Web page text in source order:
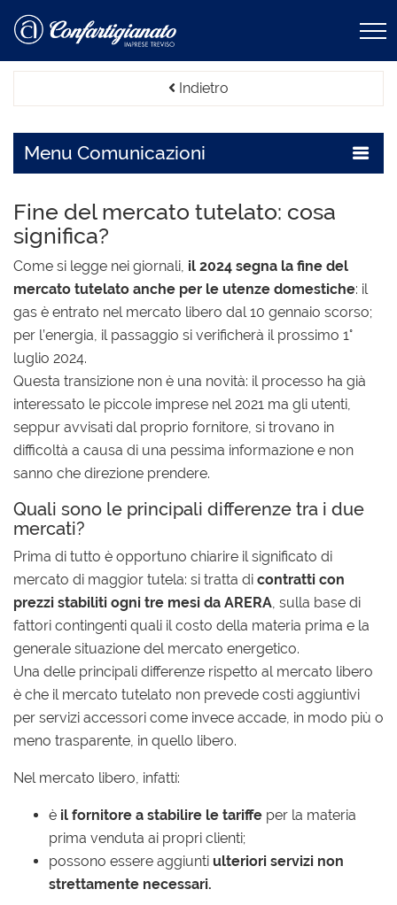
Indietro
Menu Comunicazioni
Fine del mercato tutelato: cosa
significa?
Come si legge nei giornali, il 2024 segna la fine del
mercato tutelato anche per le utenze domestiche: il
gas è entrato nel mercato libero dal 10 gennaio scorso;
per l’energia, il passaggio si verificherà il prossimo 1°
luglio 2024.
Questa transizione non è una novità: il processo ha già
interessato le piccole imprese nel 2021 ma gli utenti,
seppur avvisati dal proprio fornitore, si trovano in
difficoltà a causa di una pessima informazione e non
sanno che direzione prendere.
Quali sono le principali differenze tra i due
mercati?
Prima di tutto è opportuno chiarire il significato di
mercato di maggior tutela: si tratta di contratti con
prezzi stabiliti ogni tre mesi da ARERA, sulla base di
fattori contingenti quali il costo della materia prima e la
generale situazione del mercato energetico.
Una delle principali differenze rispetto al mercato libero
è che il mercato tutelato non prevede costi aggiuntivi
per servizi accessori come invece accade, in modo più o
meno trasparente, in quello libero.
Nel mercato libero, infatti:
è il fornitore a stabilire le tariffe per la materia
prima venduta ai propri clienti;
possono essere aggiunti ulteriori servizi non
strettamente necessari.